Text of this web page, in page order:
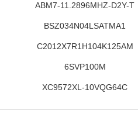
ABM7-11.2896MHZ-D2Y-T
BSZ034N04LSATMA1
C2012X7R1H104K125AM
6SVP100M
XC9572XL-10VQG64C